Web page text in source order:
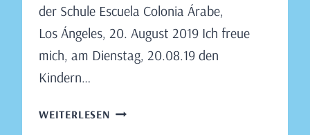
der Schule Escuela Colonia Árabe,
Los Ángeles, 20. August 2019 Ich freue
mich, am Dienstag, 20.08.19 den
Kindern…
WEITERLESENLESUNG